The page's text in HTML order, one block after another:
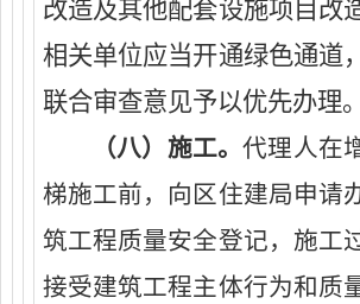
改造及其他配套设施项目改
相关单位应当开通绿色通道
联合审查意见予以优先办理。
（八）施工。代理人在
梯施工前，向区住建局申请
筑工程质量安全登记，施工
接受建筑工程主体行为和质